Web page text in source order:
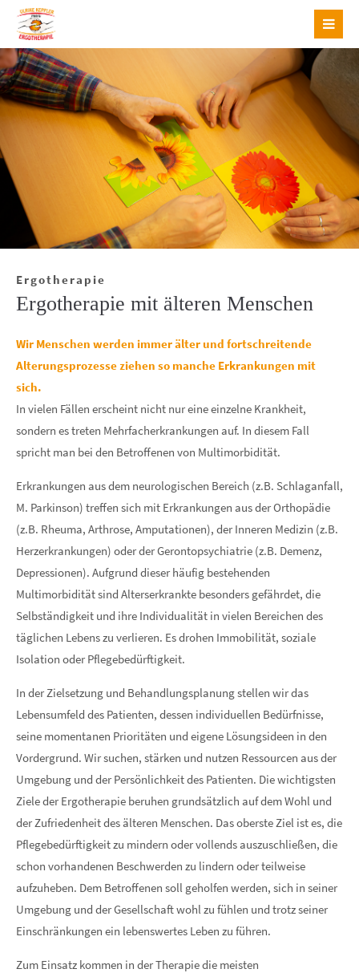
Login
Benutzername
Anmelden
Register Lost your password?
Lorem ipsum dolor sit amet:
24h/ 365days
We offer support for our customers
Mon - Fri 8:00am - 5:00pm(GMT +1)
Get in touch
Cybersteel Inc.
376-293 City Road, Suite 600
San Francisco, CA 94102
Have any questions?
Drop us a line
info@yourdomain.com
About us
Lorem ipsum dolor sit amet, consectetuer adipiscing elit.
Aenean commodo ligula eget dolor. Aenean massa. Cum
sociis natoque penatibus et magnis dis parturient montes,
nascetur ridiculus mus. Donec quam felis, ultricies nec.
Ergotherapie
Ergotherapie mit älteren Menschen
Wir Menschen werden immer älter und fortschreitende
Alterungsprozesse ziehen so manche Erkrankungen mit
sich.
In vielen Fällen erscheint nicht nur eine einzelne Krankheit,
sondern es treten Mehrfacherkrankungen auf. In diesem Fall
spricht man bei den Betroffenen von Multimorbidität.
Erkrankungen aus dem neurologischen Bereich (z.B. Schlaganfall,
M. Parkinson) treffen sich mit Erkrankungen aus der Orthopädie
(z.B. Rheuma, Arthrose, Amputationen), der Inneren Medizin (z.B.
Herzerkrankungen) oder der Gerontopsychiatrie (z.B. Demenz,
Depressionen). Aufgrund dieser häufig bestehenden
Multimorbidität sind Alterserkrankte besonders gefährdet, die
Selbständigkeit und ihre Individualität in vielen Bereichen des
täglichen Lebens zu verlieren. Es drohen Immobilität, soziale
Isolation oder Pflegebedürftigkeit.
In der Zielsetzung und Behandlungsplanung stellen wir das
Lebensumfeld des Patienten, dessen individuellen Bedürfnisse,
seine momentanen Prioritäten und eigene Lösungsideen in den
Vordergrund. Wir suchen, stärken und nutzen Ressourcen aus der
Umgebung und der Persönlichkeit des Patienten. Die wichtigsten
Ziele der Ergotherapie beruhen grundsätzlich auf dem Wohl und
der Zufriedenheit des älteren Menschen. Das oberste Ziel ist es, die
Pflegebedürftigkeit zu mindern oder vollends auszuschließen, die
schon vorhandenen Beschwerden zu lindern oder teilweise
aufzuheben. Dem Betroffenen soll geholfen werden, sich in seiner
Umgebung und der Gesellschaft wohl zu fühlen und trotz seiner
Einschränkungen ein lebenswertes Leben zu führen.
Zum Einsatz kommen in der Therapie die meisten